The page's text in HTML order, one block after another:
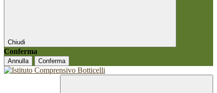
Chiudi
Conferma
Annulla Conferma